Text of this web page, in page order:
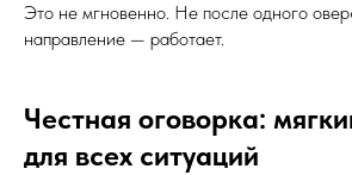
Это не мгновенно. Не после одного
направление — работает.
Честная оговорка:
для всех ситуаций